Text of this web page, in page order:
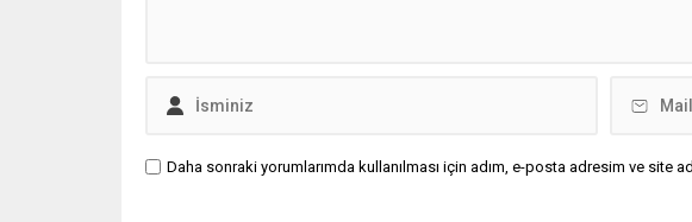
Daha sonraki yorumlarımda kullanılması için adım, e-posta adresim ve site